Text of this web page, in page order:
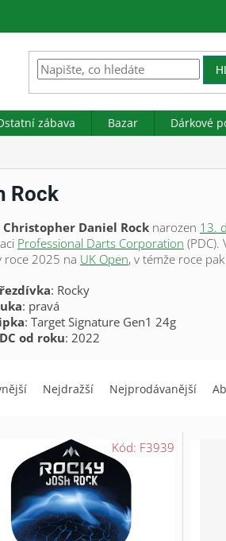
zábava Bazar Dárkové
Rock
Christopher Daniel Rock narozen 13.
Professional Darts Corporation (PDC).
roce 2025 na UK Open, v témže roce
: Rocky
: pravá
: Target Signature Gen1 24g
od roku: 2022
Nejdražší Nejprodávanější
Kód: F3939